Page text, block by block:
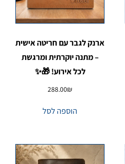
ארנק לגבר עם חריטה אישית
– מתנה יוקרתית ומרגשת
לכל אירוע! 🎁✨
288.00₪
הוספה לסל